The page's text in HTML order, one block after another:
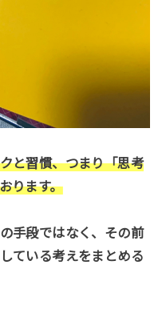
と習慣、つまり「思考
ります。
手段ではなく、その前
ている考えをまとめる